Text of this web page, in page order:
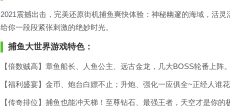
2021震撼出击，完美还原街机捕鱼爽快体验：神秘幽邃的海域，活
给你一段段紧张刺激的绝妙时光。
捕鱼大世界游戏特色：
【倍数贼高】章鱼船长、人鱼公主、远古金龙，几大BOSS轮番上阵
【福利盛宴】金币、炮台白嫖不止；升炮、强化一应俱全~正经人谁
【传奇排位】捕鱼也能冲天梯！至尊钻石、最强王者，天空才是你的